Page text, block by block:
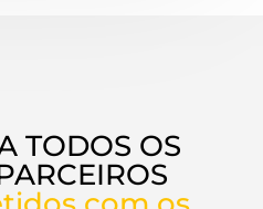
TODOS OS